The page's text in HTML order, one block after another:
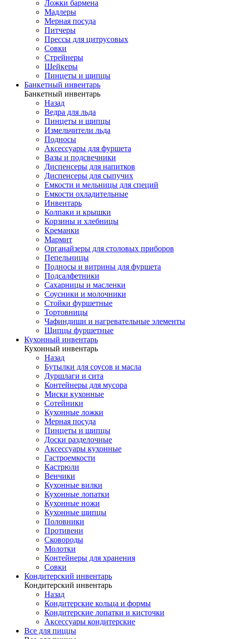
Ложки бармена
Мадлеры
Мерная посуда
Питчеры
Прессы для цитрусовых
Совки
Стрейнеры
Шейкеры
Пинцеты и щипцы
Банкетный инвентарь
Банкетный инвентарь
Назад
Ведра для льда
Пинцеты и щипцы
Измельчители льда
Подносы
Аксессуары для фуршета
Вазы и подсвечники
Диспенсеры для напитков
Диспенсеры для сыпучих
Емкости и мельницы для специй
Емкости охладительные
Инвентарь
Колпаки и крышки
Корзины и хлебницы
Креманки
Мармит
Органайзеры для столовых приборов
Пепельницы
Подносы и витрины для фуршета
Подсалфетники
Сахарницы и масленки
Соусники и молочники
Стойки фуршетные
Тортовницы
Чафиндиши и нагревательные элементы
Щипцы фуршетные
Кухонный инвентарь
Кухонный инвентарь
Назад
Бутылки для соусов и масла
Дуршлаги и сита
Контейнеры для мусора
Миски кухонные
Сотейники
Кухонные ложки
Мерная посуда
Пинцеты и щипцы
Доски разделочные
Аксессуары кухонные
Гастроемкости
Кастрюли
Венчики
Кухонные вилки
Кухонные лопатки
Кухонные ножи
Кухонные щипцы
Половники
Противени
Сковороды
Молотки
Контейнеры для хранения
Совки
Кондитерский инвентарь
Кондитерский инвентарь
Назад
Кондитерские кольца и формы
Кондитерские лопатки и кисточки
Аксессуары кондитерские
Все для пиццы